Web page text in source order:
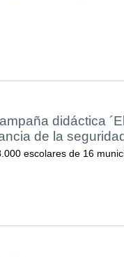
didáctica
de la
escolares de 16